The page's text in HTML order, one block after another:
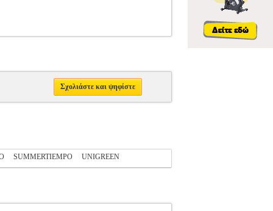
Σχολιάστε και ψηφίστε
SUMMERTIEMPO UNIGREEN